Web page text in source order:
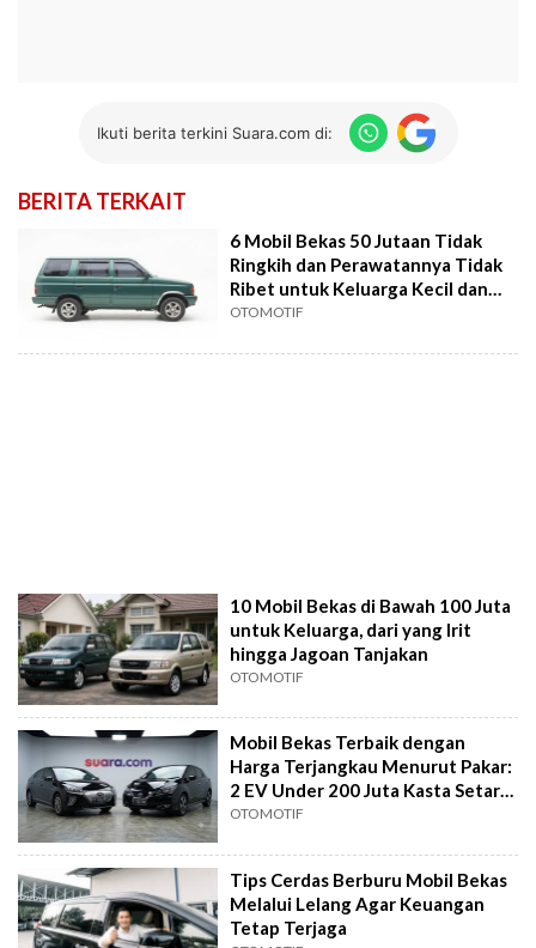
Ikuti berita terkini Suara.com di:
BERITA TERKAIT
6 Mobil Bekas 50 Jutaan Tidak
Ringkih dan Perawatannya Tidak
Ribet untuk Keluarga Kecil dan
Besar
OTOMOTIF
10 Mobil Bekas di Bawah 100 Juta
untuk Keluarga, dari yang Irit
hingga Jagoan Tanjakan
OTOMOTIF
Mobil Bekas Terbaik dengan
Harga Terjangkau Menurut Pakar:
2 EV Under 200 Juta Kasta Setara
Ioniq
OTOMOTIF
Tips Cerdas Berburu Mobil Bekas
Melalui Lelang Agar Keuangan
Tetap Terjaga